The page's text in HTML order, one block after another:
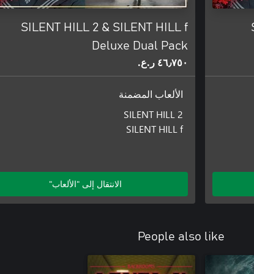
SILENT HILL 2 & SILENT HILL f
Deluxe Dual Pack
٤٦٫٧٥٠ ر.ع.‏
الألعاب المضمنة
SILENT HILL 2
SILENT HILL f
الانتقال إلى "الألعاب"
People also like